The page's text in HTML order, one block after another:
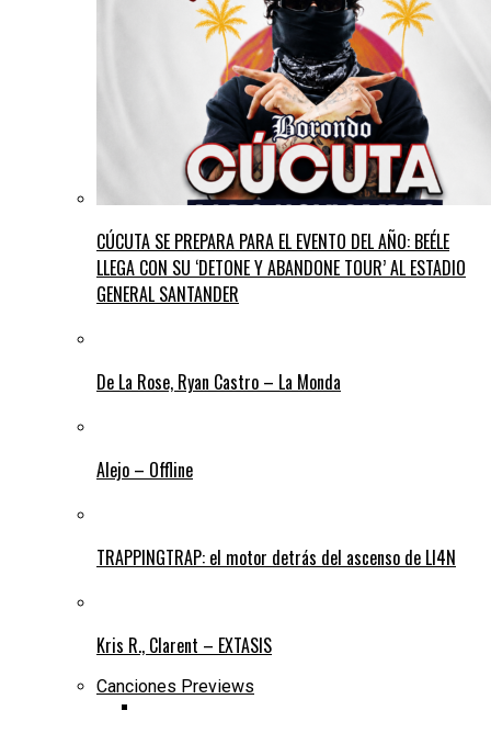
CÚCUTA SE PREPARA PARA EL EVENTO DEL AÑO: BEÉLE
LLEGA CON SU ‘DETONE Y ABANDONE TOUR’ AL ESTADIO
GENERAL SANTANDER
De La Rose, Ryan Castro – La Monda
Alejo – Offline
TRAPPINGTRAP: el motor detrás del ascenso de LI4N
Kris R., Clarent – EXTASIS
Canciones Previews